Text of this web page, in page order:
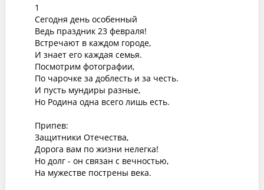
1
Сегодня день особенный
Ведь праздник 23 февраля!
Встречают в каждом городе,
И знает его каждая семья.
Посмотрим фотографии,
По чарочке за доблесть и за честь.
И пусть мундиры разные,
Но Родина одна всего лишь есть.
Припев:
Защитники Отечества,
Дорога вам по жизни нелегка!
Но долг - он связан с вечностью,
На мужестве пострены века.